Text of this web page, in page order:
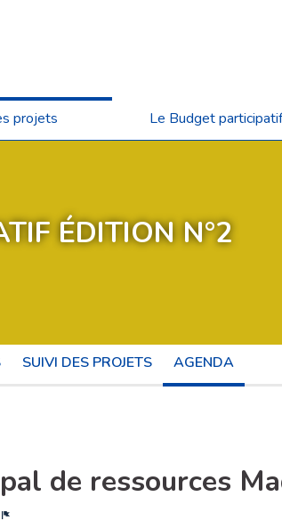
projets Le Budget participatif
ÉDITION N°2
SUIVI DES PROJETS AGENDA
de ressources